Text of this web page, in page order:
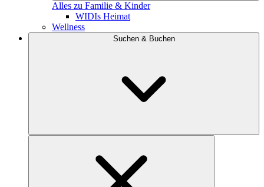
Alles zu Familie & Kinder
WIDIs Heimat
Wellness
Suchen & Buchen